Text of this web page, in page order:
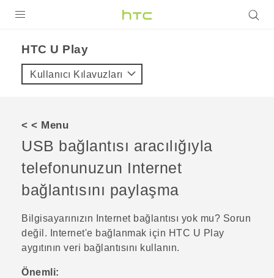
VIVE
VIVERSE
DESTEK
HTC U Play‎
Kullanıcı Kılavuzları
< < Menu
USB bağlantısı aracılığıyla
telefonunuzun Internet
bağlantısını paylaşma
Bilgisayarınızın Internet bağlantısı yok mu? Sorun
değil. Internet'e bağlanmak için HTC U Play
aygıtının veri bağlantısını kullanın.
Önemli: